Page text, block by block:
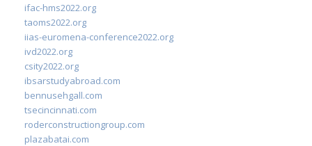
ifac-hms2022.org
taoms2022.org
iias-euromena-conference2022.org
ivd2022.org
csity2022.org
ibsarstudyabroad.com
bennusehgall.com
tsecincinnati.com
roderconstructiongroup.com
plazabatai.com